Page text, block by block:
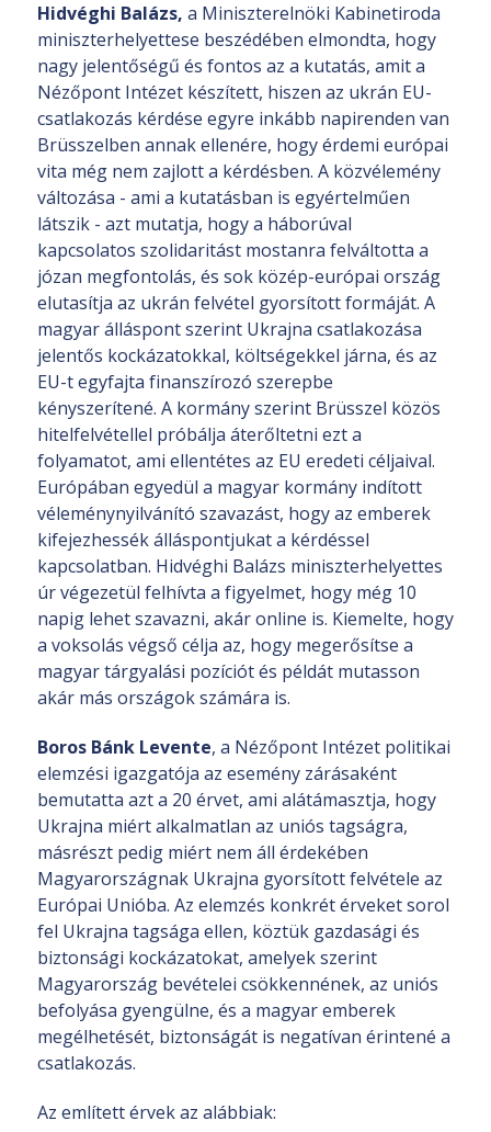
Hidvéghi Balázs, a Miniszterelnöki Kabinetiroda
miniszterhelyettese beszédében elmondta, hogy
nagy jelentőségű és fontos az a kutatás, amit a
Nézőpont Intézet készített, hiszen az ukrán EU-
csatlakozás kérdése egyre inkább napirenden van
Brüsszelben annak ellenére, hogy érdemi európai
vita még nem zajlott a kérdésben. A közvélemény
változása - ami a kutatásban is egyértelműen
látszik - azt mutatja, hogy a háborúval
kapcsolatos szolidaritást mostanra felváltotta a
józan megfontolás, és sok közép-európai ország
elutasítja az ukrán felvétel gyorsított formáját. A
magyar álláspont szerint Ukrajna csatlakozása
jelentős kockázatokkal, költségekkel járna, és az
EU-t egyfajta finanszírozó szerepbe
kényszerítené. A kormány szerint Brüsszel közös
hitelfelvétellel próbálja áterőltetni ezt a
folyamatot, ami ellentétes az EU eredeti céljaival.
Európában egyedül a magyar kormány indított
véleménynyilvánító szavazást, hogy az emberek
kifejezhessék álláspontjukat a kérdéssel
kapcsolatban. Hidvéghi Balázs miniszterhelyettes
úr végezetül felhívta a figyelmet, hogy még 10
napig lehet szavazni, akár online is. Kiemelte, hogy
a voksolás végső célja az, hogy megerősítse a
magyar tárgyalási pozíciót és példát mutasson
akár más országok számára is.
Boros Bánk Levente, a Nézőpont Intézet politikai
elemzési igazgatója az esemény zárásaként
bemutatta azt a 20 érvet, ami alátámasztja, hogy
Ukrajna miért alkalmatlan az uniós tagságra,
másrészt pedig miért nem áll érdekében
Magyarországnak Ukrajna gyorsított felvétele az
Európai Unióba. Az elemzés konkrét érveket sorol
fel Ukrajna tagsága ellen, köztük gazdasági és
biztonsági kockázatokat, amelyek szerint
Magyarország bevételei csökkennének, az uniós
befolyása gyengülne, és a magyar emberek
megélhetését, biztonságát is negatívan érintené a
csatlakozás.
Az említett érvek az alábbiak: